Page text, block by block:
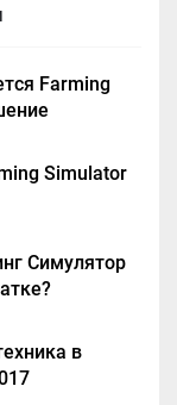
Farming
Simulator
Симулятор
в